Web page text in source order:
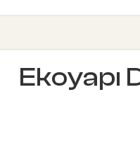
Ekoyapı